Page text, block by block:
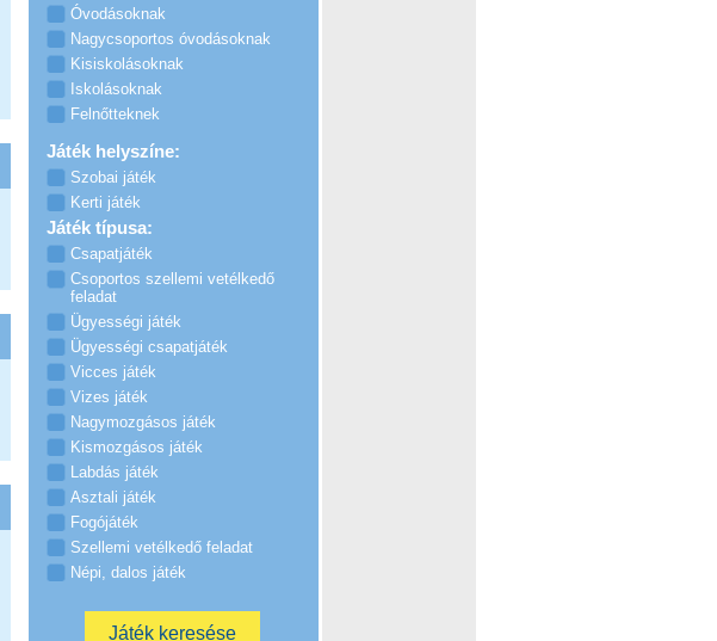
Óvodásoknak
Nagycsoportos óvodásoknak
Kisiskolásoknak
Iskolásoknak
Felnőtteknek
Játék helyszíne:
Szobai játék
Kerti játék
Játék típusa:
Csapatjáték
Csoportos szellemi vetélkedő
feladat
Ügyességi játék
Ügyességi csapatjáték
Vicces játék
Vizes játék
Nagymozgásos játék
Kismozgásos játék
Labdás játék
Asztali játék
Fogójáték
Szellemi vetélkedő feladat
Népi, dalos játék